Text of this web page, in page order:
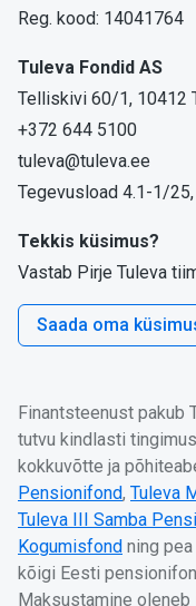
Reg. kood: 14041764
Tuleva Fondid AS
Telliskivi 60/1, 10412
+372 644 5100
tuleva@tuleva.ee
Tegevusload 4.1-1/
Tekkis küsimus?
Vastab Pirje Tuleva
Saada oma
Finantsteenust pakub
tutvu kindlasti
kokkuvõtte ja
Pensionifond, Tuleva
Tuleva III Samba
Kogumisfond ning
kõigi Eesti
Maksustamine